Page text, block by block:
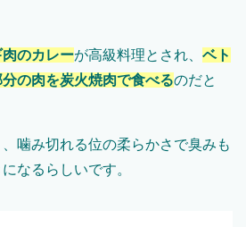
のカレーが高級料理とされ、 ベト
の肉を炭火焼肉で食べるのだと
噛み切れる位の柔らかさで臭みも
なるらしいです。